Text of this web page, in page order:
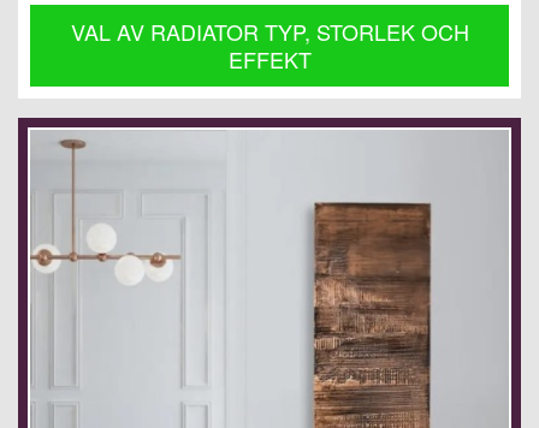
VAL AV RADIATOR TYP, STORLEK OCH
EFFEKT